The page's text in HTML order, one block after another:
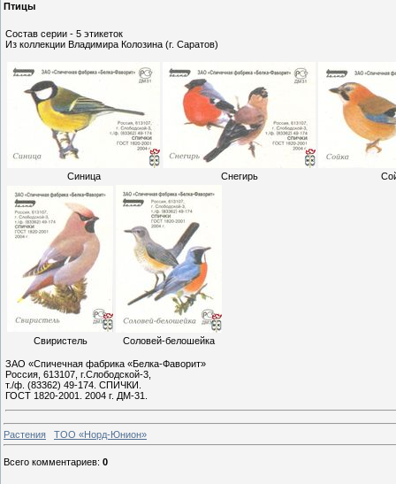
Птицы
Состав серии - 5 этикеток
Из коллекции Владимира Колозина (г. Саратов)
Синица Снегирь
Свиристель Соловей-белошейка
ЗАО «Спичечная фабрика «Белка-Фаворит»
Россия, 613107, г.Слободской-3,
т./ф. (83362) 49-174. СПИЧКИ.
ГОСТ 1820-2001. 2004 г. ДМ-31.
Растения ТОО «Норд-Юнион»
Всего комментариев: 0